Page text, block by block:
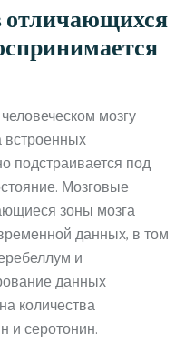
отличающихся
мозгу
встроенных
подстраивается под
Мозговые
зоны мозга
данных, в том
и
данных
количества
и серотонин.